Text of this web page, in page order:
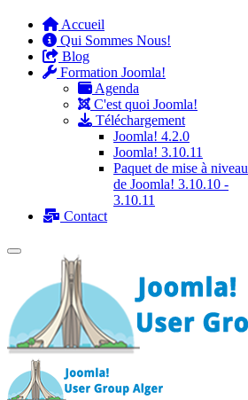
Accueil
Qui Sommes Nous!
Blog
Formation Joomla!
Agenda
C'est quoi Joomla!
Téléchargement
Joomla! 4.2.0
Joomla! 3.10.11
Paquet de mise à niveau
de Joomla! 3.10.10 -
3.10.11
Contact